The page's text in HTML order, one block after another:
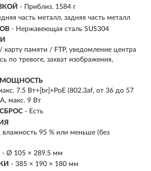
- Приблиз. 1584 г
часть металл, задняя часть металл
- Нержавеющая сталь SUS304
карту памяти / FTP, уведомление центра
по тревоге, захват изображения,
МОЩНОСТЬ
7.5 Вт+[br]+PoE (802.3af, от 36 до 57
макс. 9 Вт
- Есть
95 % или меньше (без
- Ø 105 × 289.5 мм
- 385 × 190 × 180 мм